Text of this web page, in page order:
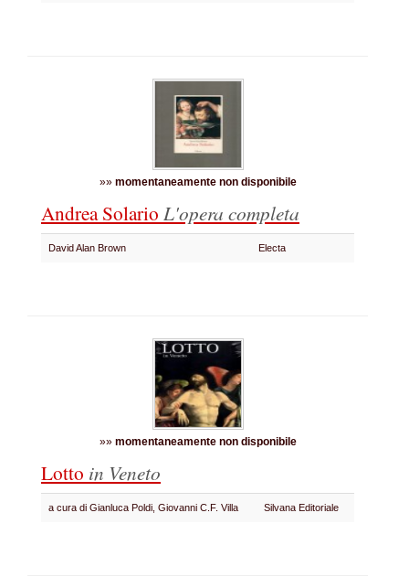
»» momentaneamente non disponibile
Andrea Solario L'opera completa
David Alan Brown Electa
»» momentaneamente non disponibile
Lotto in Veneto
a cura di Gianluca Poldi, Giovanni C.F. Villa Silvana Editoriale